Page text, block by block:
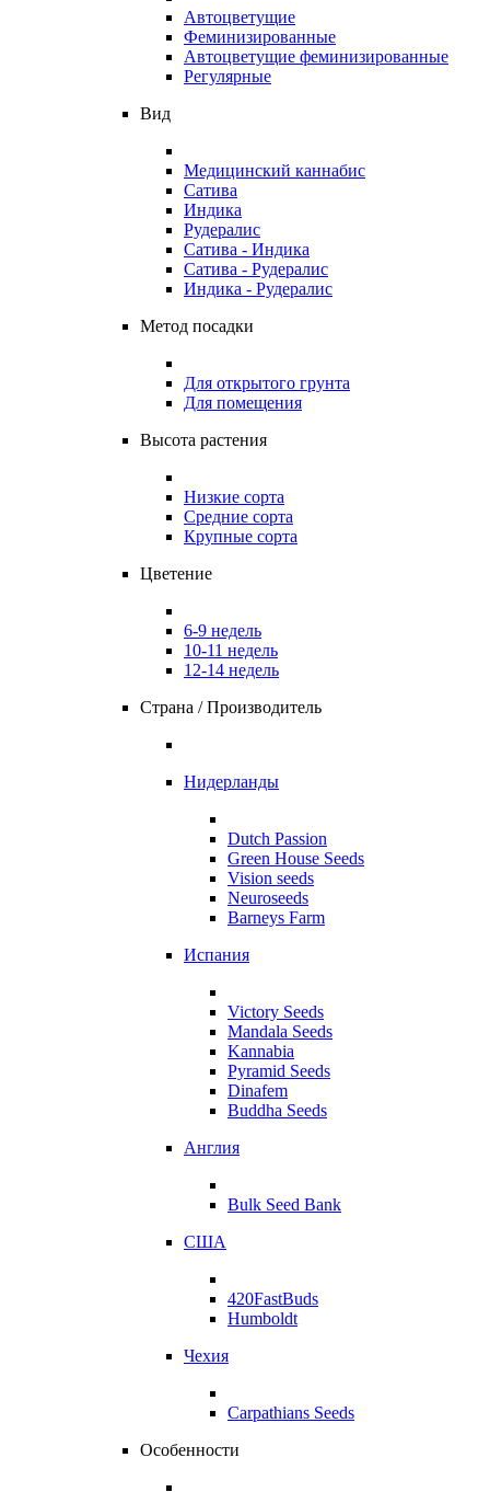
Автоцветущие
Феминизированные
Автоцветущие феминизированные
Регулярные
Вид
Медицинский каннабис
Сатива
Индика
Рудералис
Сатива - Индика
Сатива - Рудералис
Индика - Рудералис
Метод посадки
Для открытого грунта
Для помещения
Высота растения
Низкие сорта
Средние сорта
Крупные сорта
Цветение
6-9 недель
10-11 недель
12-14 недель
Страна / Производитель
Нидерланды
Dutch Passion
Green House Seeds
Vision seeds
Neuroseeds
Barneys Farm
Испания
Victory Seeds
Mandala Seeds
Kannabia
Pyramid Seeds
Dinafem
Buddha Seeds
Англия
Bulk Seed Bank
США
420FastBuds
Humboldt
Чехия
Carpathians Seeds
Особенности